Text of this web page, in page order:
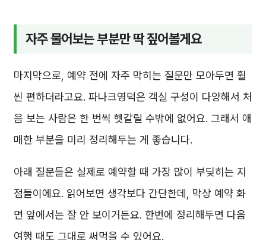
자주 물어보는 부분만 딱 짚어볼게요
마지막으로, 예약 전에 자주 막히는 질문만 모아두면 훨
씬 편하더라고요. 파나크영덕은 객실 구성이 다양해서 처
음 보는 사람은 한 번씩 헷갈릴 수밖에 없어요. 그래서 애
매한 부분을 미리 정리해두는 게 좋습니다.
아래 질문들은 실제로 예약할 때 가장 많이 부딪히는 지
점들이에요. 읽어보면 생각보다 간단한데, 막상 예약 화
면 앞에서는 잘 안 보이거든요. 한번에 정리해두면 다음
여행 때도 그대로 써먹을 수 있어요.